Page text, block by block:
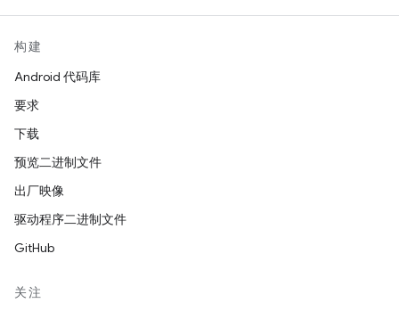
构建
Android 代码库
要求
下载
预览二进制文件
出厂映像
驱动程序二进制文件
GitHub
关注